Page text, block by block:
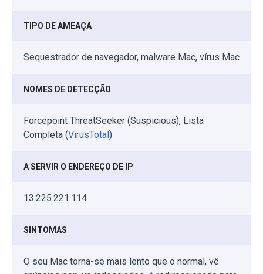
TIPO DE AMEAÇA
Sequestrador de navegador, malware Mac, vírus Mac
NOMES DE DETECÇÃO
Forcepoint ThreatSeeker (Suspicious), Lista
Completa (VirusTotal)
A SERVIR O ENDEREÇO DE IP
13.225.221.114
SINTOMAS
O seu Mac torna-se mais lento que o normal, vê